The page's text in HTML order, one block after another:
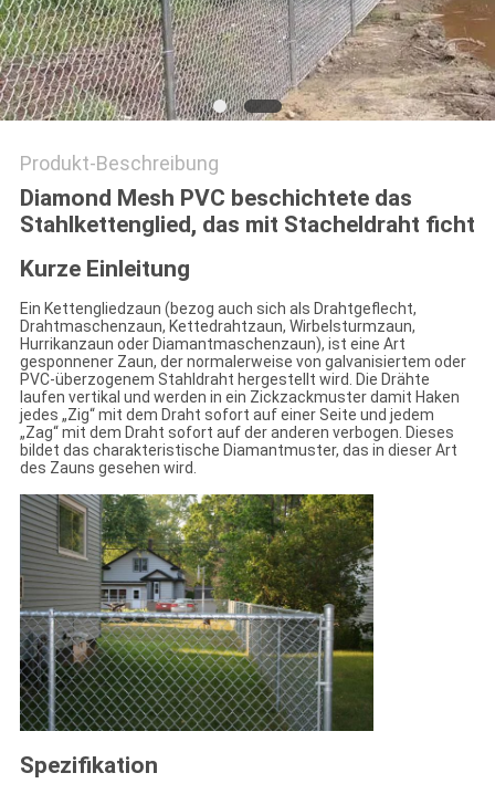
Produkt-Beschreibung
Diamond Mesh PVC beschichtete das
Stahlkettenglied, das mit Stacheldraht ficht
Kurze Einleitung
Ein Kettengliedzaun (bezog auch sich als Drahtgeflecht,
Drahtmaschenzaun, Kettedrahtzaun, Wirbelsturmzaun,
Hurrikanzaun oder Diamantmaschenzaun), ist eine Art
gesponnener Zaun, der normalerweise von galvanisiertem oder
PVC-überzogenem Stahldraht hergestellt wird. Die Drähte
laufen vertikal und werden in ein Zickzackmuster damit Haken
jedes „Zig“ mit dem Draht sofort auf einer Seite und jedem
„Zag“ mit dem Draht sofort auf der anderen verbogen. Dieses
bildet das charakteristische Diamantmuster, das in dieser Art
des Zauns gesehen wird.
Spezifikation